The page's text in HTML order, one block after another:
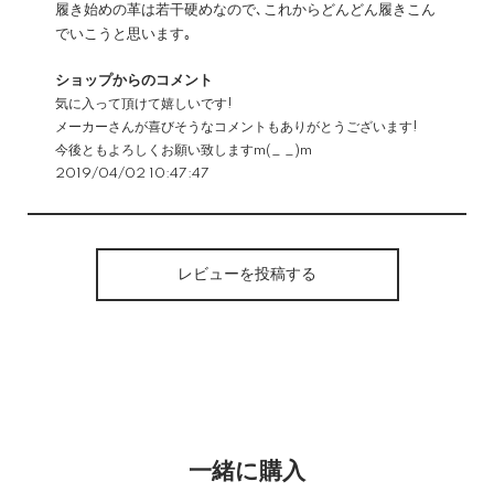
履き始めの革は若干硬めなので､これからどんどん履きこん
でいこうと思います｡
ショップからのコメント
気に入って頂けて嬉しいです!
メーカーさんが喜びそうなコメントもありがとうございます!
今後ともよろしくお願い致しますm(_ _)m
2019/04/02 10:47:47
レビューを投稿する
一緒に購入